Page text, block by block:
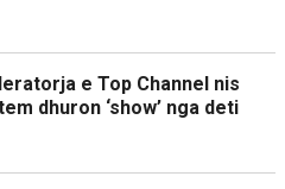
e Top Channel nis
dhuron ‘show’ nga deti